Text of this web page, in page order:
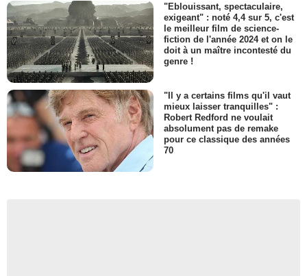
"Eblouissant, spectaculaire,
exigeant" : noté 4,4 sur 5, c'est
le meilleur film de science-
fiction de l'année 2024 et on le
doit à un maître incontesté du
genre !
"Il y a certains films qu'il vaut
mieux laisser tranquilles" :
Robert Redford ne voulait
absolument pas de remake
pour ce classique des années
70